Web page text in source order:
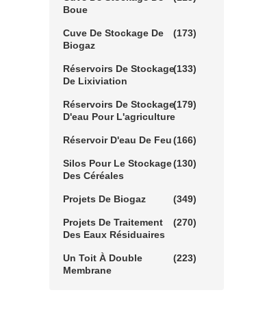
Boue
Cuve De Stockage De
Biogaz
(173)
Réservoirs De Stockage
De Lixiviation
(133)
Réservoirs De Stockage
D'eau Pour L'agriculture
(179)
Réservoir D'eau De Feu(166)
Silos Pour Le Stockage
Des Céréales
(130)
Projets De Biogaz (349)
Projets De Traitement
Des Eaux Résiduaires
(270)
Un Toit À Double
Membrane
(223)